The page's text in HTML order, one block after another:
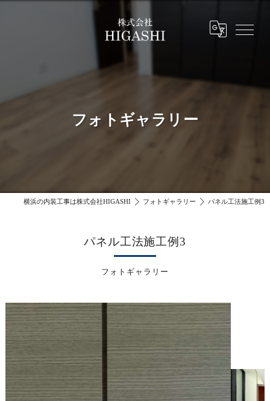
フォトギャラリー
横浜の内装工事は株式会社HIGASHI フォトギャラリー パネル工法施工例3
フォトギャラリー
パネル工法施工例3